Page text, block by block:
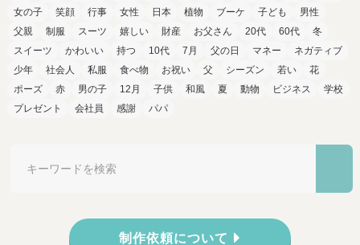
女の子
笑顔 行事 女性 日本 植物 ブーケ 子ども
男性
父親
制服 スーツ 嬉しい 財産 お父さん 20代 60代
冬
スイーツ
かわいい 持つ 10代 7月 父の日 マネー
ネガティブ
少年
社会人 私服 食べ物 お祝い 父 シーズン 若い
花
ポーズ
赤 男の子 12月 子供 和風 夏 動物 ビジネス
学校
プレゼント
会社員 感謝 パパ
制作依頼について